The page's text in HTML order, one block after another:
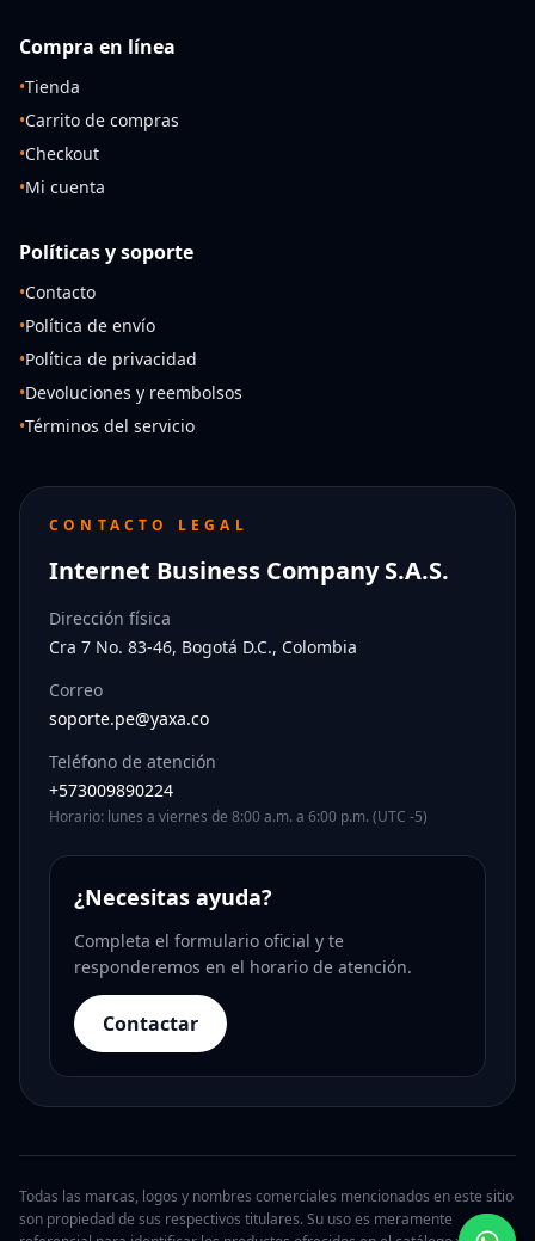
Compra en línea
•Tienda
•Carrito de compras
•Checkout
•Mi cuenta
Políticas y soporte
•Contacto
•Política de envío
•Política de privacidad
•Devoluciones y reembolsos
•Términos del servicio
CONTACTO LEGAL
Internet Business Company S.A.S.
Dirección física
Cra 7 No. 83-46, Bogotá D.C., Colombia
Correo
soporte.pe@yaxa.co
Teléfono de atención
+573009890224
Horario: lunes a viernes de 8:00 a.m. a 6:00 p.m. (UTC -5)
¿Necesitas ayuda?
Completa el formulario oficial y te
responderemos en el horario de atención.
Contactar
Todas las marcas, logos y nombres comerciales mencionados en este sitio
son propiedad de sus respectivos titulares. Su uso es meramente